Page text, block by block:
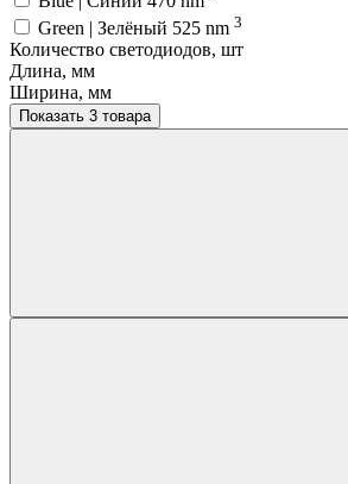
Green | Зелёный 525 nm 3
Количество светодиодов, шт
Длина, мм
Ширина, мм
Показать 3 товара